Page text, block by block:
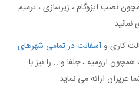
نصب ایزوگام ، زیرسازی ، ترمیم
نمائید .
کاری وآسفالت در تمامی شهرهای
ارومیه ، جلفا و .. را نیز با
ارائه می نماید .